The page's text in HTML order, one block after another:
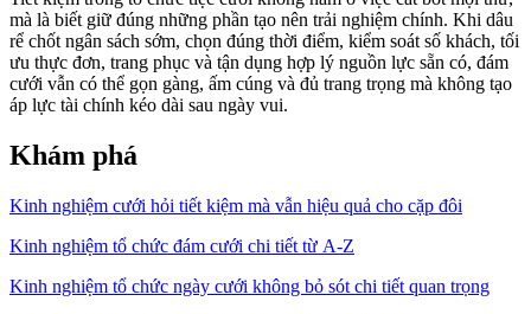
mà là biết giữ đúng những phần tạo nên trải nghiệm chính. Khi dâu
rể chốt ngân sách sớm, chọn đúng thời điểm, kiểm soát số khách, tối
ưu thực đơn, trang phục và tận dụng hợp lý nguồn lực sẵn có, đám
cưới vẫn có thể gọn gàng, ấm cúng và đủ trang trọng mà không tạo
áp lực tài chính kéo dài sau ngày vui.
Khám phá
Kinh nghiệm cưới hỏi tiết kiệm mà vẫn hiệu quả cho cặp đôi
Kinh nghiệm tổ chức đám cưới chi tiết từ A-Z
Kinh nghiệm tổ chức ngày cưới không bỏ sót chi tiết quan trọng